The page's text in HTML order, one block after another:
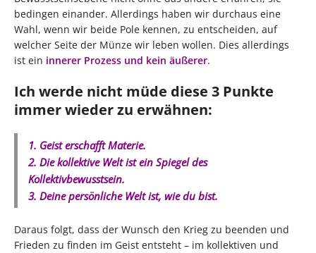
bedingen einander. Allerdings haben wir durchaus eine
Wahl, wenn wir beide Pole kennen, zu entscheiden, auf
welcher Seite der Münze wir leben wollen. Dies allerdings
ist ein innerer Prozess und kein äußerer.
Ich werde nicht müde diese 3 Punkte
immer wieder zu erwähnen:
1. Geist erschafft Materie.
2. Die kollektive Welt ist ein Spiegel des
Kollektivbewusstsein.
3. Deine persönliche Welt ist, wie du bist.
Daraus folgt, dass der Wunsch den Krieg zu beenden und
Frieden zu finden im Geist entsteht – im kollektiven und